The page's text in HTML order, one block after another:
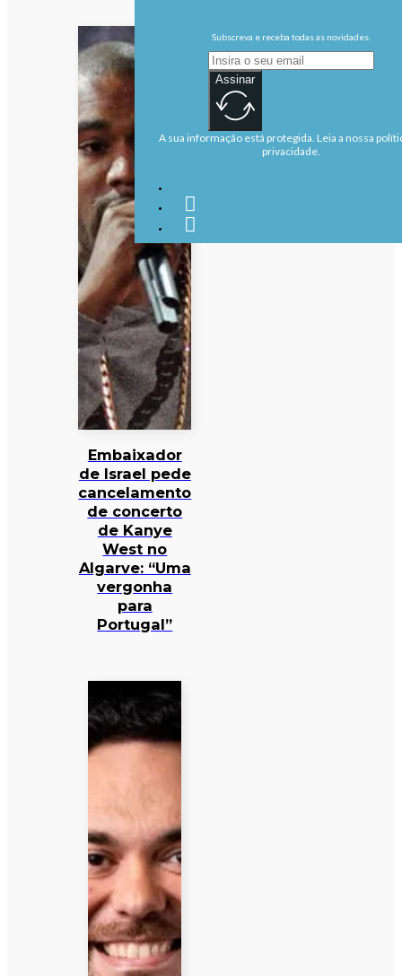
Embaixador
de Israel pede
cancelamento
de concerto
de Kanye
West no
Algarve: “Uma
vergonha
para
Portugal”
Subscreva e receba todas as novidades.
Assinar
A sua informação está protegida. Leia a nossa
privacidade.